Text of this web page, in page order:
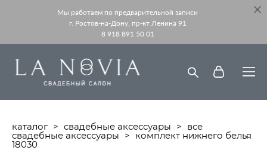
Мы работаем по предварительной записи
г. Ростов-на-Дону, пр-кт Ленина 91
8 918 891 50 01
каталог > свадебные аксессуары >
все
свадебные аксессуары
>
комплект нижнего белья
18030